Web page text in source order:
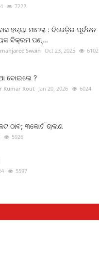
7222
ହତ୍ୟା ମାମଲା : ବିଜେଡ଼ିର ପୂର୍ବତନ
ବିକ୍ରମ ପଣ୍...
Swain Oct 23, 2025 6102
ବୋଇଲେ ?
Kumar Rout Jan 20, 2026 6024
ଠାବ; ୩କୋର୍ଟ ଚାଲାଣ
5926
5597